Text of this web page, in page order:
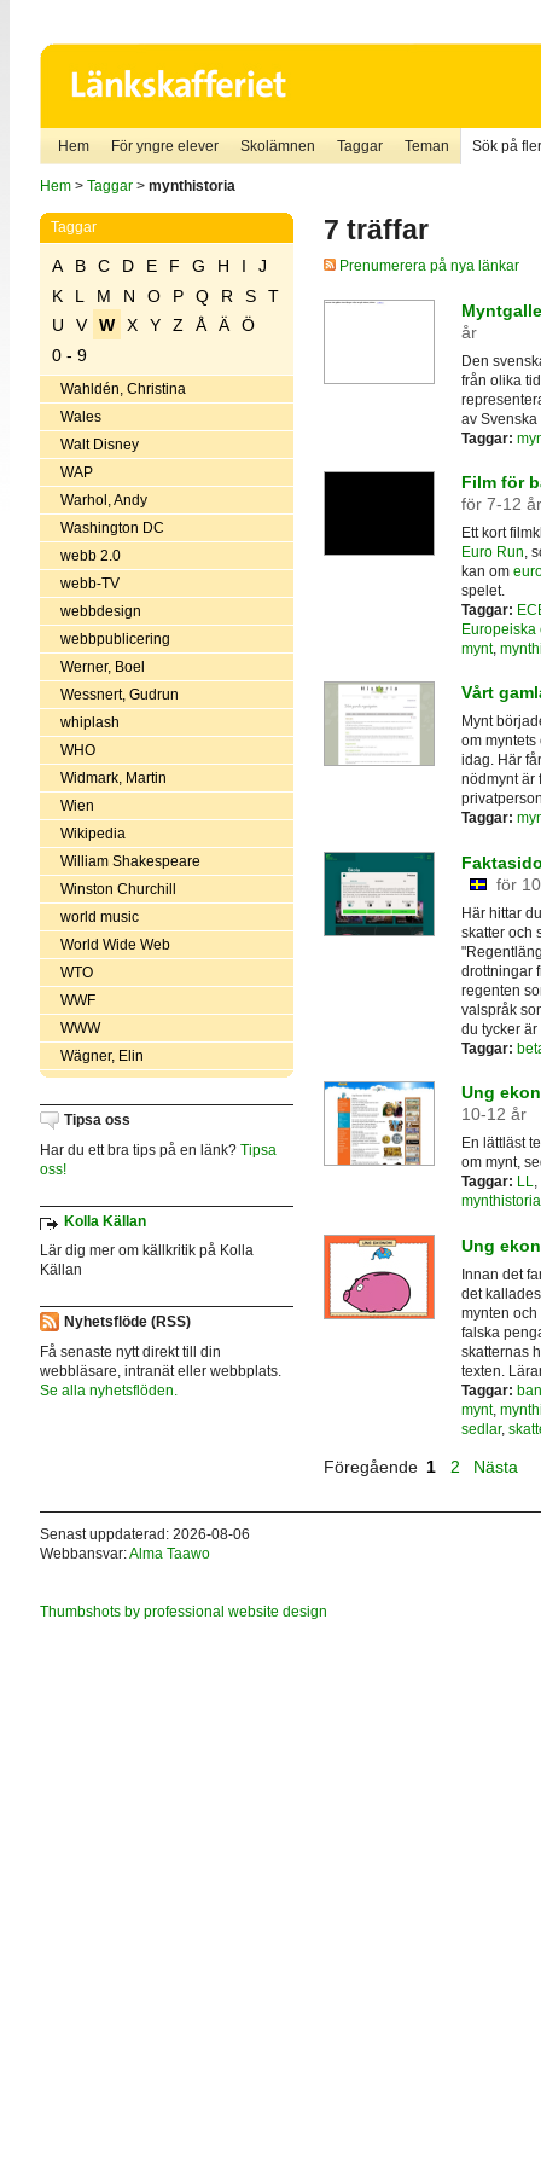
Hem För yngre elever Skolämnen Taggar Teman Sök på
Hem> Taggar> mynthistoria
Taggar
A B C D E F G H I
J
K
L M N O P Q R S
T
U
V W X Y Z Å Ä
Ö
0 - 9
Wahldén, Christina
Wales
Walt Disney
WAP
Warhol, Andy
Washington DC
webb 2.0
webb-TV
webbdesign
webbpublicering
Werner, Boel
Wessnert, Gudrun
whiplash
WHO
Widmark, Martin
Wien
Wikipedia
William Shakespeare
Winston Churchill
world music
World Wide Web
WTO
WWF
WWW
Wägner, Elin
Tipsa oss
Har du ett bra tips på en länk? Tipsa
oss!
Kolla Källan
Lär dig mer om källkritik på Kolla
Källan
Nyhetsflöde (RSS)
Få senaste nytt direkt till din
webbläsare, intranät eller webbplats.
Se alla nyhetsflöden.
7 träffar
Prenumerera på nya länkar
år
Den
från olika
av
Taggar:
Film för
för 7-12 år
Ett kort
Euro Run,
kan om
spelet.
Taggar:
mynt,
Vårt
Mynt
om
idag. Här
nödmynt är
Taggar:
för
Här hittar
skatter och
drottningar
regenten
valspråk
du tycker
Taggar:
Ung
10-12 år
En lättläst
om mynt,
Taggar: LL,
mynthistoria
Ung
Innan det
det
mynten
falska
skatternas
texten.
Taggar:
mynt,
sedlar,
Föregående 1 2 Nästa
Senast uppdaterad: 2026-08-06
Webbansvar:Alma Taawo
Thumbshots by professional website design